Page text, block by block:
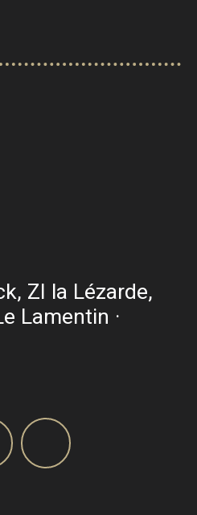
ZI la Lézarde,
Lamentin ·